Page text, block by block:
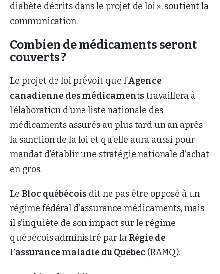
diabète décrits dans le projet de loi », soutient la
communication.
Combien de médicaments seront
couverts ?
Le projet de loi prévoit que l’Agence
canadienne des médicamentstravaillera à
l’élaboration d’une liste nationale des
médicaments assurés au plus tard un an après
la sanction de la loi et qu’elle aura aussi pour
mandat d’établir une stratégie nationale d’achat
en gros.
Le Bloc québécois dit ne pas être opposé à un
régime fédéral d’assurance médicaments, mais
il s’inquiète de son impact sur le régime
québécois administré par la Régie de
l’assurance maladie du Québec (RAMQ).